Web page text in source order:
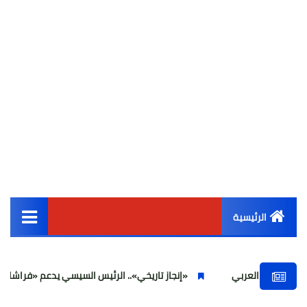
الرئيسية
أخبار مصر
«إنجاز تاريخي».. الرئيس السيسي يدعم «فراشات اليد» بعد